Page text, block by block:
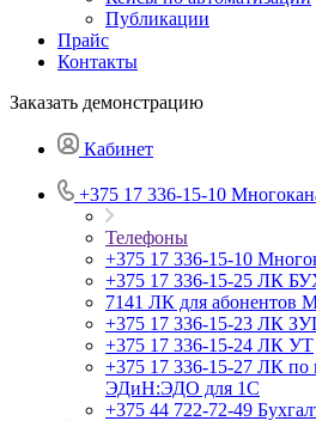
Публикации
Прайс
Контакты
Заказать демонстрацию
Кабинет
+375 17 336-15-10
Телефоны
+375 17 336-15-10
+375 17 336-15-25 ЛК
7141 ЛК для абонентов
+375 17 336-15-23 ЛК
+375 17 336-15-24 ЛК УТ
+375 17 336-15-27 ЛК по
ЭДиН:ЭДО для 1С
+375 44 722-72-49